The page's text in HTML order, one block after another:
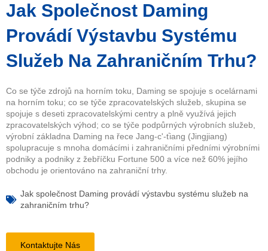
Jak Společnost Daming
Provádí Výstavbu Systému
Služeb Na Zahraničním Trhu?
Co se týče zdrojů na horním toku, Daming se spojuje s ocelárnami
na horním toku; co se týče zpracovatelských služeb, skupina se
spojuje s deseti zpracovatelskými centry a plně využívá jejich
zpracovatelských výhod; co se týče podpůrných výrobních služeb,
výrobní základna Daming na řece Jang-c'-ťiang (Jingjiang)
spolupracuje s mnoha domácími i zahraničními předními výrobními
podniky a podniky z žebříčku Fortune 500 a více než 60% jejího
obchodu je orientováno na zahraniční trhy.
Jak společnost Daming provádí výstavbu systému služeb na
zahraničním trhu?
Kontaktujte Nás